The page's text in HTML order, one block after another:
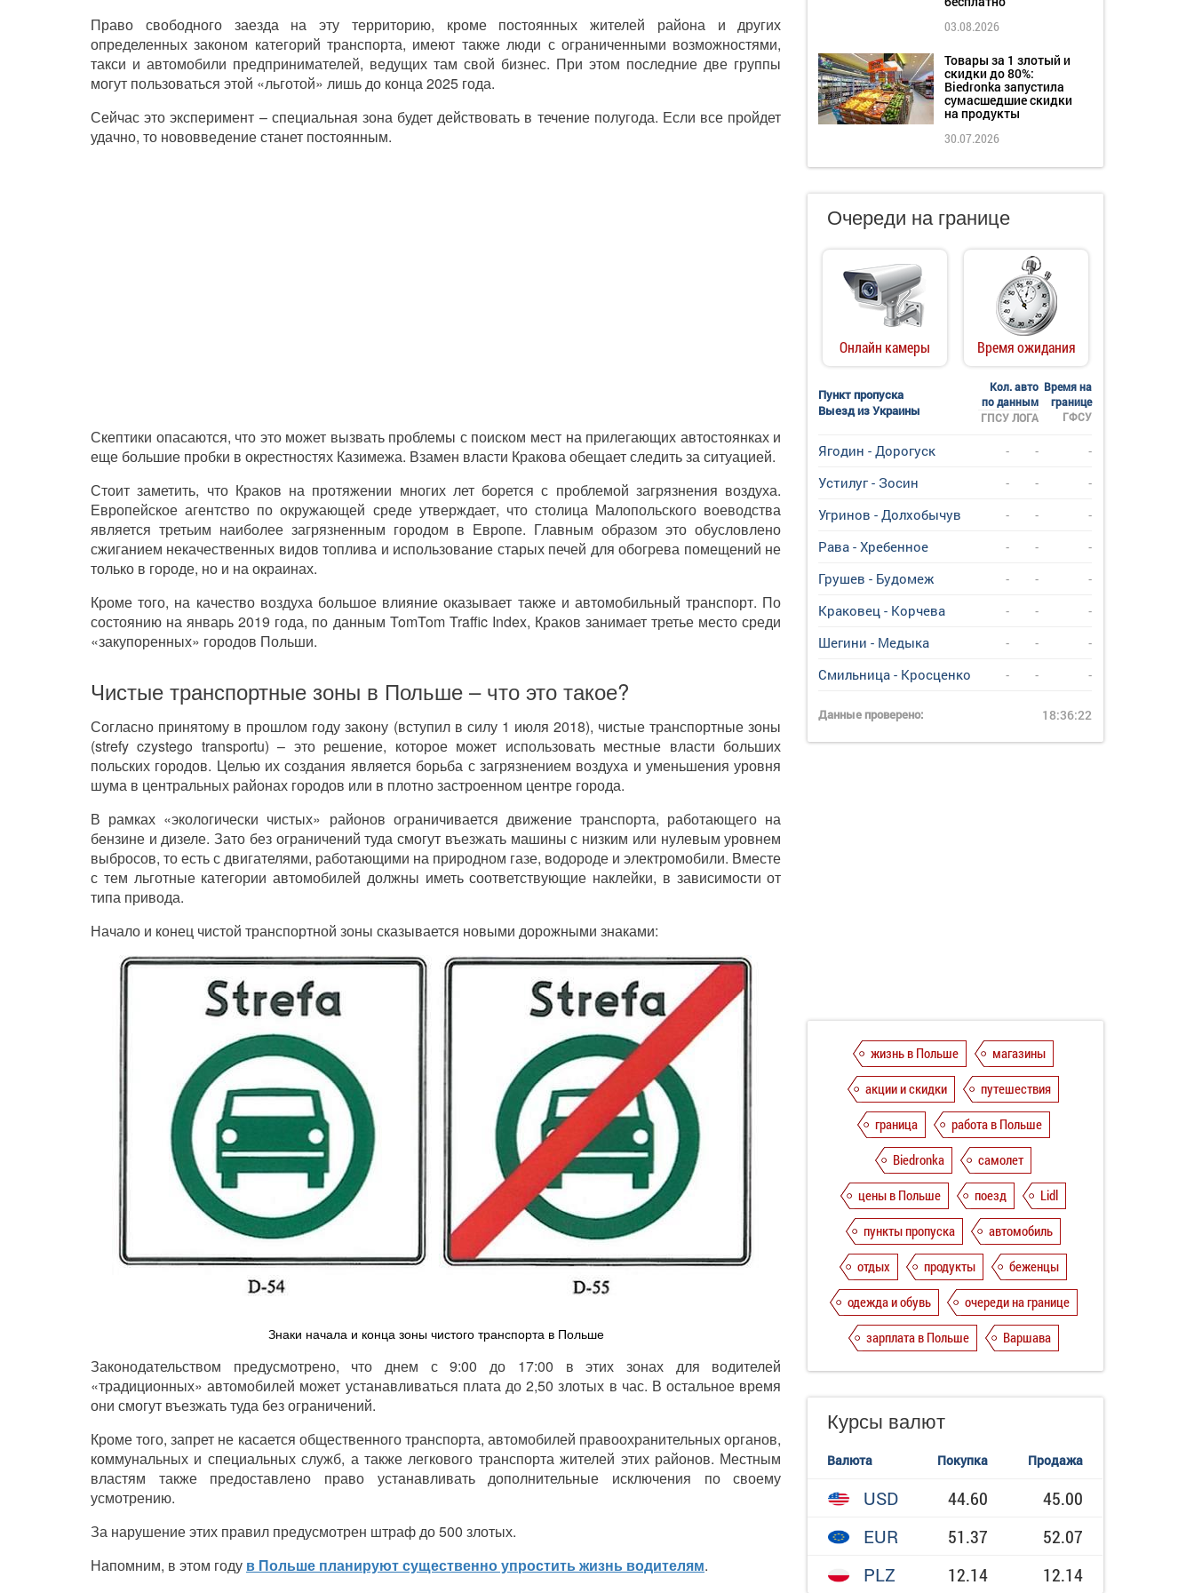
Право свободного заезда на эту территорию, кроме постоянных жителей района и других
определенных законом категорий транспорта, имеют также люди с ограниченными возможностями,
такси и автомобили предпринимателей, ведущих там свой бизнес. При этом последние две группы
могут пользоваться этой «льготой» лишь до конца 2025 года.
Сейчас это эксперимент – специальная зона будет действовать в течение полугода. Если все пройдет
удачно, то нововведение станет постоянным.
Скептики опасаются, что это может вызвать проблемы с поиском мест на прилегающих автостоянках и
еще большие пробки в окрестностях Казимежа. Взамен власти Кракова обещает следить за ситуацией.
Стоит заметить, что Краков на протяжении многих лет борется с проблемой загрязнения воздуха.
Европейское агентство по окружающей среде утверждает, что столица Малопольского воеводства
является третьим наиболее загрязненным городом в Европе. Главным образом это обусловлено
сжиганием некачественных видов топлива и использование старых печей для обогрева помещений не
только в городе, но и на окраинах.
Кроме того, на качество воздуха большое влияние оказывает также и автомобильный транспорт. По
состоянию на январь 2019 года, по данным TomTom Traffic Index, Краков занимает третье место среди
«закупоренных» городов Польши.
Чистые транспортные зоны в Польше – что это такое?
Согласно принятому в прошлом году закону (вступил в силу 1 июля 2018), чистые транспортные зоны
(strefy czystego transportu) – это решение, которое может использовать местные власти больших
польских городов. Целью их создания является борьба с загрязнением воздуха и уменьшения уровня
шума в центральных районах городов или в плотно застроенном центре города.
В рамках «экологически чистых» районов ограничивается движение транспорта, работающего на
бензине и дизеле. Зато без ограничений туда смогут въезжать машины с низким или нулевым уровнем
выбросов, то есть с двигателями, работающими на природном газе, водороде и электромобили. Вместе
с тем льготные категории автомобилей должны иметь соответствующие наклейки, в зависимости от
типа привода.
Начало и конец чистой транспортной зоны сказывается новыми дорожными знаками:
Знаки начала и конца зоны чистого транспорта в Польше
Законодательством предусмотрено, что днем с 9:00 до 17:00 в этих зонах для водителей
«традиционных» автомобилей может устанавливаться плата до 2,50 злотых в час. В остальное время
они смогут въезжать туда без ограничений.
Кроме того, запрет не касается общественного транспорта, автомобилей правоохранительных органов,
коммунальных и специальных служб, а также легкового транспорта жителей этих районов. Местным
властям также предоставлено право устанавливать дополнительные исключения по своему
усмотрению.
За нарушение этих правил предусмотрен штраф до 500 злотых.
Напомним, в этом году в Польше планируют существенно упростить жизнь водителям.
03.08.2026
Товары за 1 злотый и
скидки до 80%:
Biedronka запустила
сумасшедшие скидки
на продукты
30.07.2026
Очереди на границе
Онлайн камеры Время ожидания
Пункт пропуска
Выезд из Украины
Кол. авто
по данным
Время на
границе
ГФСУ
ГПСУ ЛОГА
Ягодин - Дорогуск - -
-
Устилуг - Зосин
- -
-
Угринов - Долхобычув
- -
-
Рава - Хребенное
- -
-
Грушев - Будомеж
- -
-
Краковец - Корчева
- -
-
Шегини - Медыка
- -
-
Смильница - Кросценко
- - -
Данные проверено: 18:36:22
жизнь в Польше
магазины
акции и скидки
путешествия
граница
работа в Польше
Biedronka
самолет
цены в Польше
поезд
Lidl
пункты пропуска
автомобиль
отдых
продукты
беженцы
одежда и обувь
очереди на границе
зарплата в Польше
Варшава
Курсы валют
Валюта Покупка Продажа
USD 44.60
45.00
EUR
51.37
52.07
PLZ
12.14 12.14